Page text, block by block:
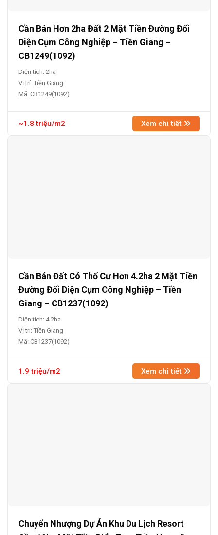
Cần Bán Hơn 2ha Đất 2 Mặt Tiền Đường Đối
Diện Cụm Công Nghiệp – Tiền Giang –
CB1249(1092)
Diện tích: 2ha
Vị trí: Tiền Giang
Mã: CB1249(1092)
~1.8 triệu/m2 Xem chi tiết
Cần Bán Đất Có Thổ Cư Hơn 4.2ha 2 Mặt Tiền
Đường Đối Diện Cụm Công Nghiệp – Tiền
Giang – CB1237(1092)
Diện tích: 4.2ha
Vị trí: Tiền Giang
Mã: CB1237(1092)
1.9 triệu/m2 Xem chi tiết
Chuyển Nhượng Dự Án Khu Du Lịch Resort